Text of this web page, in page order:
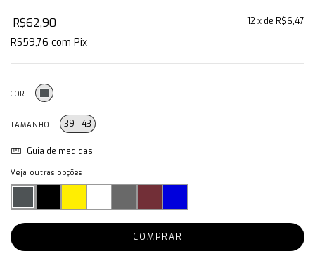
R$62,90 12x de R$6,47
R$59,76 com Pix
COR
TAMANHO 39 - 43
Guia de medidas
Veja outras opções